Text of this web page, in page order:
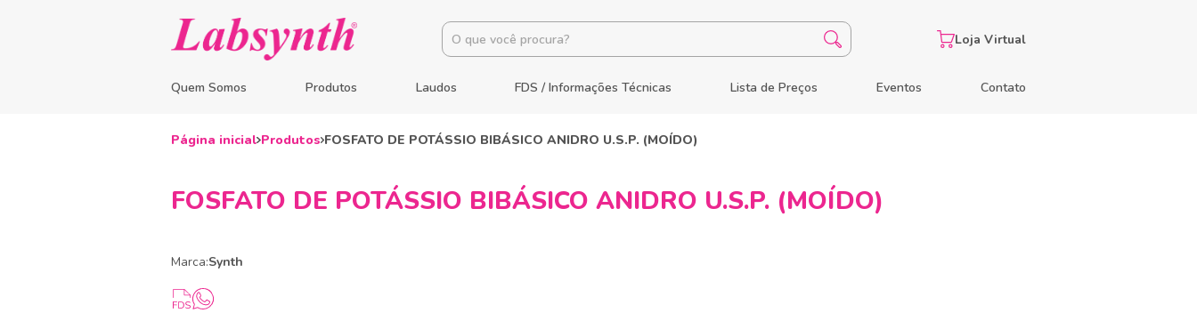
Quem Somos Produtos Laudos FDS / Informações Técnicas Lista de Preços Eventos Contato
Loja Virtual
Página inicial Produtos FOSFATO DE POTÁSSIO BIBÁSICO ANIDRO U.S.P. (MOÍDO)
FOSFATO DE POTÁSSIO BIBÁSICO ANIDRO U.S.P. (MOÍDO)
Marca:Synth